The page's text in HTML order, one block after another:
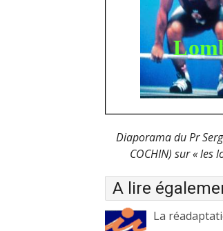
Diaporama du Pr
COCHIN) sur «
A lire
La